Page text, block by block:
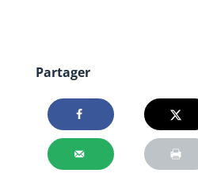
Partager